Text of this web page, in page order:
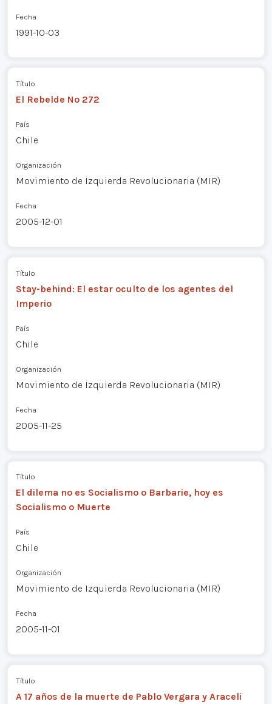
Fecha
1991-10-03
Título
El Rebelde Nº 272
País
Chile
Organización
Movimiento de Izquierda Revolucionaria (MIR)
Fecha
2005-12-01
Título
Stay-behind: El estar oculto de los agentes del
Imperio
País
Chile
Organización
Movimiento de Izquierda Revolucionaria (MIR)
Fecha
2005-11-25
Título
El dilema no es Socialismo o Barbarie, hoy es
Socialismo o Muerte
País
Chile
Organización
Movimiento de Izquierda Revolucionaria (MIR)
Fecha
2005-11-01
Título
A 17 años de la muerte de Pablo Vergara y Araceli